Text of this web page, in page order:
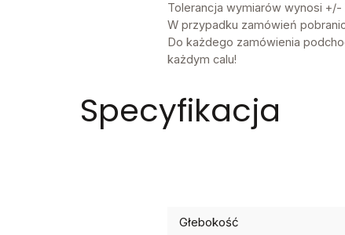
Tolerancja wymiarów wynosi +/-
W przypadku zamówień
Do każdego zamówienia
każdym calu!
Specyfikacja
Głebokość